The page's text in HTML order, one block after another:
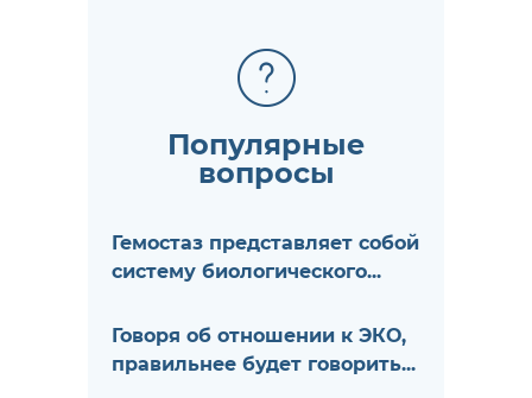
Популярные
вопросы
Гемостаз представляет собой
систему биологического...
Говоря об отношении к ЭКО,
правильнее будет говорить...